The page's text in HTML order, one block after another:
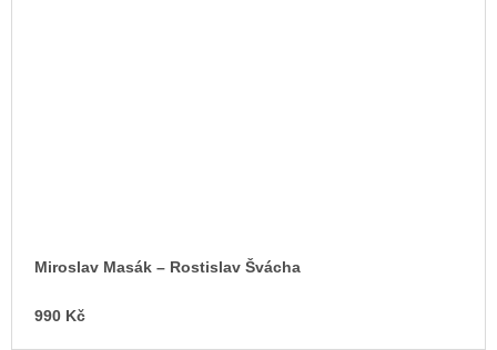
Miroslav Masák – Rostislav Švácha
990 Kč